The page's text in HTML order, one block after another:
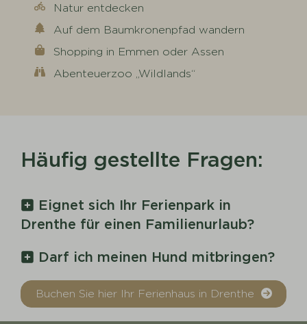
Natur entdecken
Auf dem Baumkronenpfad wandern
Shopping in Emmen oder Assen
Abenteuerzoo „Wildlands“
Häufig gestellte Fragen:
Eignet sich Ihr Ferienpark in
Drenthe für einen Familienurlaub?
Darf ich meinen Hund mitbringen?
Buchen Sie hier Ihr Ferienhaus in Drenthe